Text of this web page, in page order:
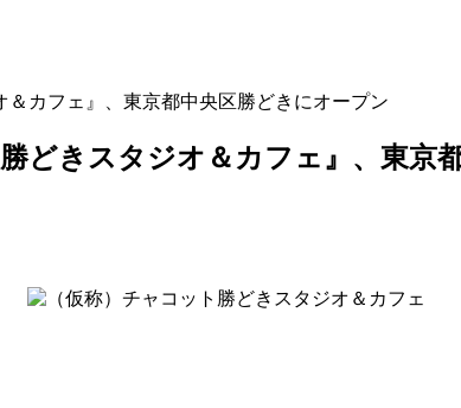
カフェ』、東京都中央区勝どきにオープン
どきスタジオ＆カフェ』、東京